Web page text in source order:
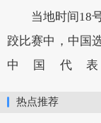
当地时间18号
跤比赛中，中国
中国代
热点推荐